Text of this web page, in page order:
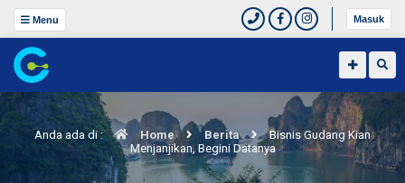
Menu Masuk
Anda ada di : Home Berita
Bisnis Gudang Kian
Menjanjikan, Begini Datanya